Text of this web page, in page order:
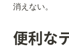
消えない。
便利な